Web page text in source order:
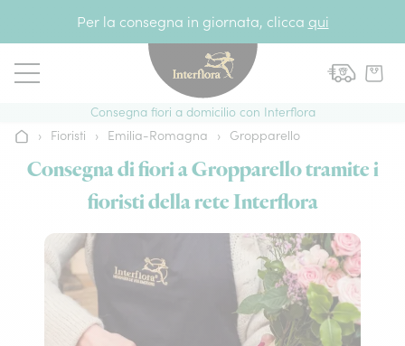
Per la consegna in giornata, clicca qui
Consegna fiori a domicilio con Interflora
Home› Fioristi › Emilia-Romagna › Gropparello
Consegna di fiori a Gropparello tramite i
fioristi della rete Interflora